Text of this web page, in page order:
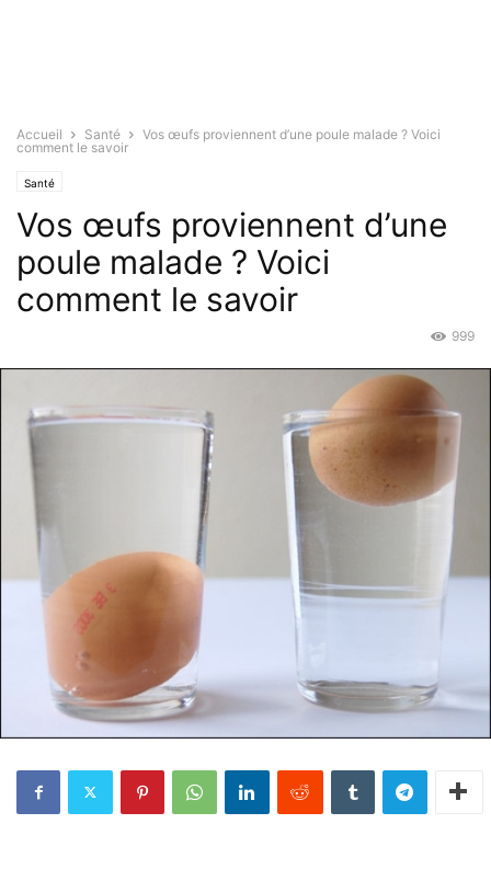
Accueil Santé
Vos œufs proviennent d’une poule malade ? Voici
comment le savoir
Santé
Vos œufs proviennent d’une
poule malade ? Voici
comment le savoir
999